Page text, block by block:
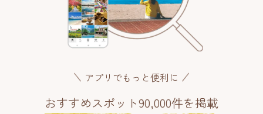
アプリでもっと便利に
おすすめスポット90,000件を掲載